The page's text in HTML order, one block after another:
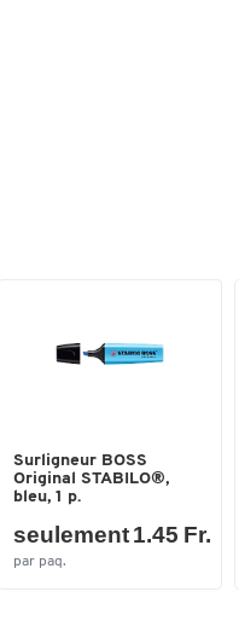
Surligneur BOSS
Original STABILO®,
bleu, 1 p.
seulement 1.45 Fr.
par paq.